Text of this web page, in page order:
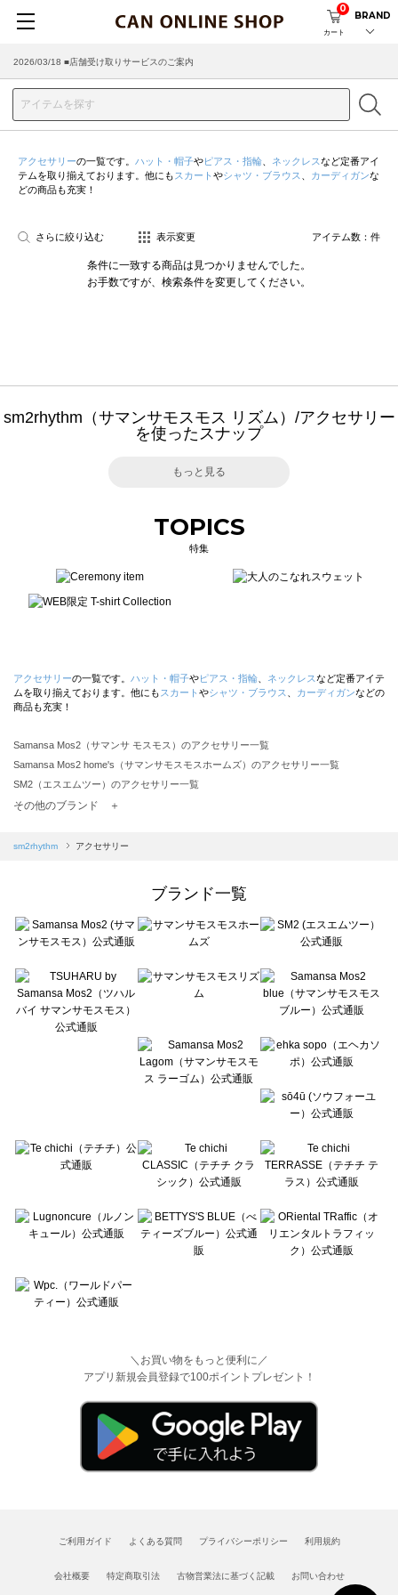
カート
0
BRAND
2026/03/18 ■店舗受け取りサービスのご案内
アクセサリーの一覧です。 ハット・帽子やピアス・指輪 ネックレスなど定番アイ
テムを取り揃えております。他にも スカート やシャツ・ブラウス カーディガンな
どの商品も充実！
さらに絞り込む 表示変更 アイテム数： 件
条件に一致する商品は見つかりませんでした。
お手数ですが、検索条件を変更してください。
sm2rhythm（サマンサモスモス リズム）/アクセサリー
を使ったスナップ
もっと見る
TOPICS
特集
アクセサリーの一覧です。 ハット・帽子やピアス・指輪 ネックレスなど定番アイテ
ムを取り揃えております。他にも スカート やシャツ・ブラウス カーディガンなどの
商品も充実！
Samansa Mos2（サマンサ モスモス）のアクセサリー一覧
Samansa Mos2 home's（サマンサモスモスホームズ）のアクセサリー一覧
SM2（エスエムツー）のアクセサリー一覧
TSUHARU by Samansa Mos2（ツハルバイサマンサモスモス）のアクセサリー一覧
Samansa Mos2 blue（サマンサモスモス ブルー）のアクセサリー一覧
sō4ū（ソウフォーユー）のアクセサリー一覧
Te chichi（テチチ）のアクセサリー一覧
Te chichi CLASSIC（テチチ クラシック）のアクセサリー一覧
Lugnoncure（ルノンキュール）のアクセサリー一覧
BETTY'S BLUE（べティーズブルー）のアクセサリー一覧
Wpc.（ワールドパーティー）のアクセサリー一覧
その他のブランド ＋
sm2rhythm アクセサリー
ブランド一覧
＼お買い物をもっと便利に／
アプリ新規会員登録で100ポイントプレゼント！
ご利用ガイド よくある質問 プライバシーポリシー 利用規約
会社概要 特定商取引法 古物営業法に基づく記載 お問い合わせ